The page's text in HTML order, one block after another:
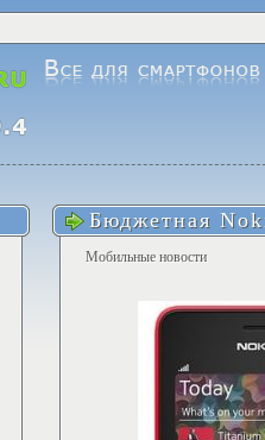
Бюджетная
Мобильные новости